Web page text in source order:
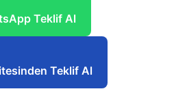
Teklif Al
Teklif Al